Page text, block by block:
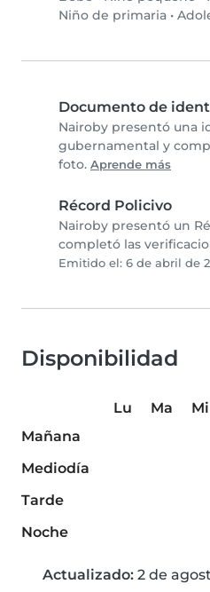
Niño de primaria •
Documento de
Nairoby presentó una
gubernamental y
foto. Aprende más
Récord Policivo
Nairoby presentó un
completó las
Emitido el: 6 de abril de
Disponibilidad
Lu Ma Mi
Mañana
Mediodía
Tarde
Noche
Actualizado: 2 de